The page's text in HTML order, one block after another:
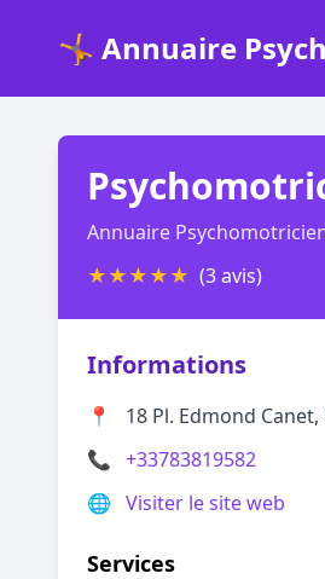
🤸 Annuaire
Annuaire
★★★★★ (3 avis)
Informations
📍
18 Pl. Edmond Canet,
📞 +33783819582
🌐 Visiter le site web
Services